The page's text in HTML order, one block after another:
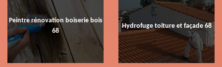
Peintre rénovation boiserie bois
68
Hydrofuge toiture et façade 68